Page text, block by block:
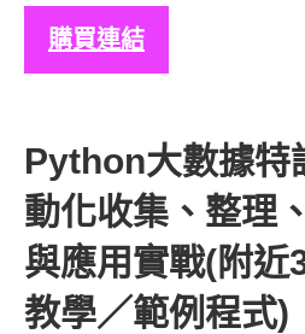
購買連結
Python大數據特
動化收集、整理
與應用實戰(附近
教學／範例程式)